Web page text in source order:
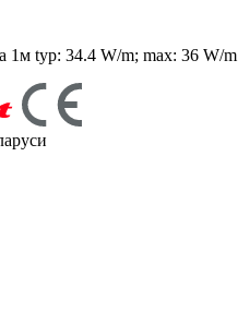
1м typ: 34.4 W/m; max: 36 W/m